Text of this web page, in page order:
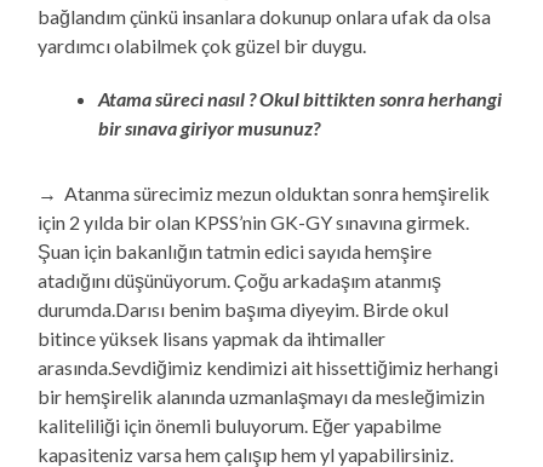
bağlandım çünkü insanlara dokunup onlara ufak da olsa
yardımcı olabilmek çok güzel bir duygu.
Atama süreci nasıl ? Okul bittikten sonra herhangi
bir sınava giriyor musunuz?
→ Atanma sürecimiz mezun olduktan sonra hemşirelik
için 2 yılda bir olan KPSS’nin GK-GY sınavına girmek.
Şuan için bakanlığın tatmin edici sayıda hemşire
atadığını düşünüyorum. Çoğu arkadaşım atanmış
durumda.Darısı benim başıma diyeyim. Birde okul
bitince yüksek lisans yapmak da ihtimaller
arasında.Sevdiğimiz kendimizi ait hissettiğimiz herhangi
bir hemşirelik alanında uzmanlaşmayı da mesleğimizin
kaliteliliği için önemli buluyorum. Eğer yapabilme
kapasiteniz varsa hem çalışıp hem yl yapabilirsiniz.